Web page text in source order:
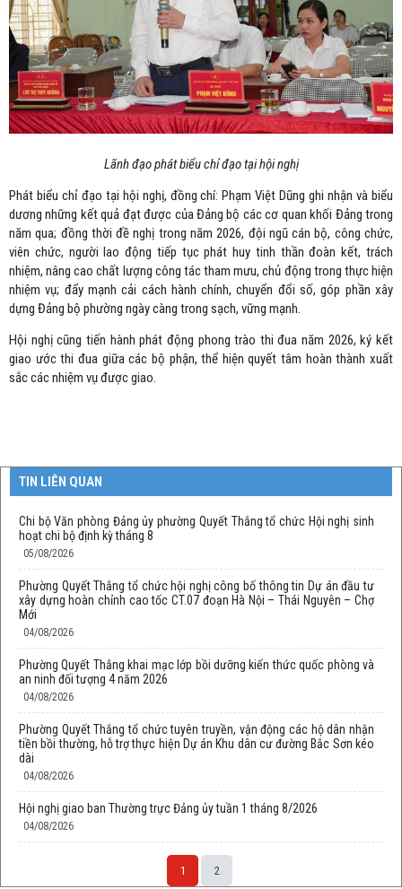
Lãnh đạo phát biểu chỉ đạo tại hội nghị
Phát biểu chỉ đạo tại hội nghị, đồng chí: Phạm Việt Dũng ghi nhận và biểu
dương những kết quả đạt được của Đảng bộ các cơ quan khối Đảng trong
năm qua; đồng thời đề nghị trong năm 2026, đội ngũ cán bộ, công chức,
viên chức, người lao động tiếp tục phát huy tinh thần đoàn kết, trách
nhiệm, nâng cao chất lượng công tác tham mưu, chủ động trong thực hiện
nhiệm vụ; đẩy mạnh cải cách hành chính, chuyển đổi số, góp phần xây
dựng Đảng bộ phường ngày càng trong sạch, vững mạnh.
Hội nghị cũng tiến hành phát động phong trào thi đua năm 2026, ký kết
giao ước thi đua giữa các bộ phận, thể hiện quyết tâm hoàn thành xuất
sắc các nhiệm vụ được giao.
TIN LIÊN QUAN
Chi bộ Văn phòng Đảng ủy phường Quyết Thắng tổ chức Hội nghị sinh
hoạt chi bộ định kỳ tháng 8
05/08/2026
Phường Quyết Thắng tổ chức hội nghị công bố thông tin Dự án đầu tư
xây dựng hoàn chỉnh cao tốc CT.07 đoạn Hà Nội – Thái Nguyên – Chợ
Mới
04/08/2026
Phường Quyết Thắng khai mạc lớp bồi dưỡng kiến thức quốc phòng và
an ninh đối tượng 4 năm 2026
04/08/2026
Phường Quyết Thắng tổ chức tuyên truyền, vận động các hộ dân nhận
tiền bồi thường, hỗ trợ thực hiện Dự án Khu dân cư đường Bắc Sơn kéo
dài
04/08/2026
Hội nghị giao ban Thường trực Đảng ủy tuần 1 tháng 8/2026
04/08/2026
1 2